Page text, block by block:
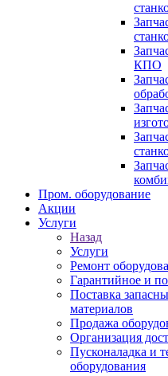
КПО
Пром. оборудование
Акции
Услуги
Назад
Услуги
Ремонт
Гарантийное и
Поставка
материалов
Продажа
Организация
Пусконаладка и
оборудования